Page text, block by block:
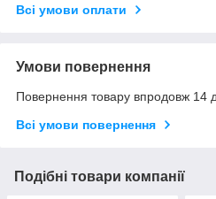
Всі умови оплати
Умови повернення
Повернення товару впродовж 14
Всі умови повернення
Подібні товари компанії